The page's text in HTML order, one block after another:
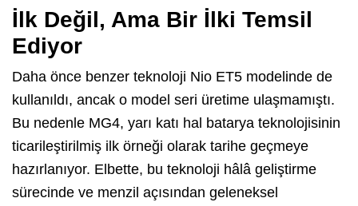
İlk Değil, Ama Bir İlki Temsil
Ediyor
Daha önce benzer teknoloji Nio ET5 modelinde de
kullanıldı, ancak o model seri üretime ulaşmamıştı.
Bu nedenle MG4, yarı katı hal batarya teknolojisinin
ticarileştirilmiş ilk örneği olarak tarihe geçmeye
hazırlanıyor. Elbette, bu teknoloji hâlâ geliştirme
sürecinde ve menzil açısından geleneksel